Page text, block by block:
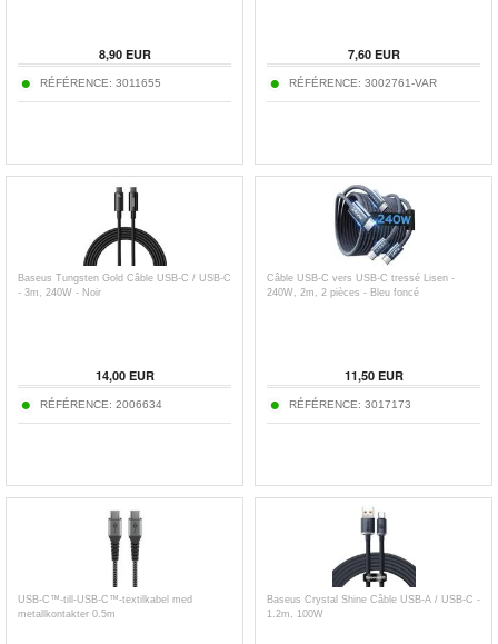
8,90EUR
RÉFÉRENCE: 3011655
7,60EUR
RÉFÉRENCE: 3002761-VAR
Baseus Tungsten Gold Câble USB-C / USB-C
- 3m, 240W - Noir
14,00EUR
RÉFÉRENCE: 2006634
Câble USB-C vers USB-C tressé Lisen -
240W, 2m, 2 pièces - Bleu foncé
11,50EUR
RÉFÉRENCE: 3017173
USB-C™-till-USB-C™-textilkabel med
metallkontakter 0.5m
Baseus Crystal Shine Câble USB-A / USB-C -
1.2m, 100W